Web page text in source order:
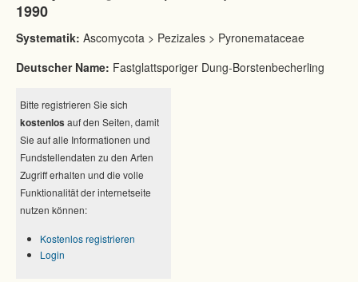
1990
Systematik: Ascomycota > Pezizales > Pyronemataceae
Deutscher Name: Fastglattsporiger Dung-Borstenbecherling
Bitte registrieren Sie sich
kostenlos auf den Seiten, damit
Sie auf alle Informationen und
Fundstellendaten zu den Arten
Zugriff erhalten und die volle
Funktionalität der internetseite
nutzen können:
Kostenlos registrieren
Login